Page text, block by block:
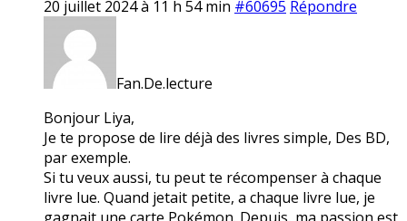
20 juillet 2024 à 11 h 54 min #60695 Répondre
Fan.De.lecture
Bonjour Liya,
Je te propose de lire déjà des livres simple, Des BD,
par exemple.
Si tu veux aussi, tu peut te récompenser à chaque
livre lue. Quand jetait petite, a chaque livre lue, je